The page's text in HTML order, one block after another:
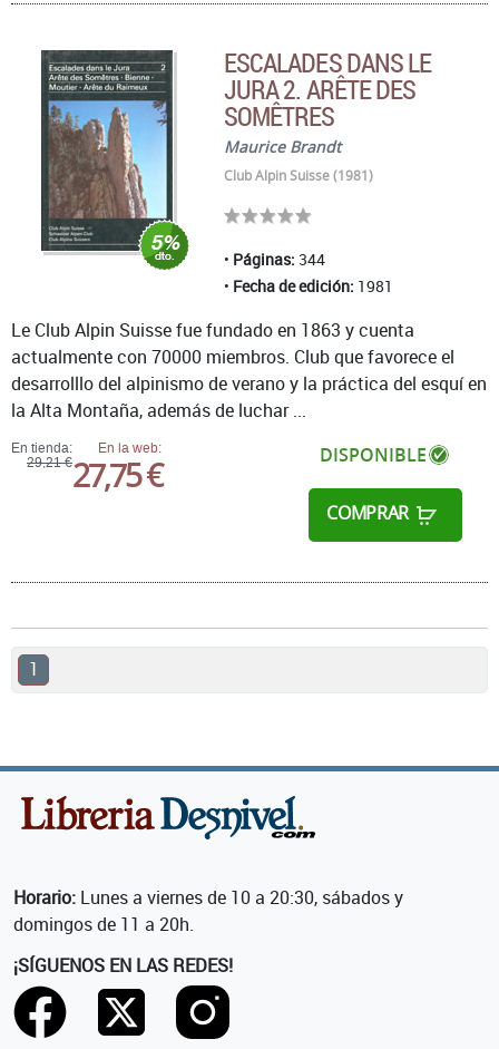
ESCALADES DANS LE
JURA 2. ARÊTE DES
SOMÊTRES
Maurice Brandt
Club Alpin Suisse (1981)
Páginas: 344
Fecha de edición: 1981
En tienda:
29,21 €
En la web:
27,75 € DISPONIBLE
COMPRAR
Le Club Alpin Suisse fue fundado en 1863 y cuenta
actualmente con 70000 miembros. Club que favorece el
desarrolllo del alpinismo de verano y la práctica del esquí en
la Alta Montaña, además de luchar ...
1
Horario: Lunes a viernes de 10 a 20:30, sábados y
domingos de 11 a 20h.
¡SÍGUENOS EN LAS REDES!